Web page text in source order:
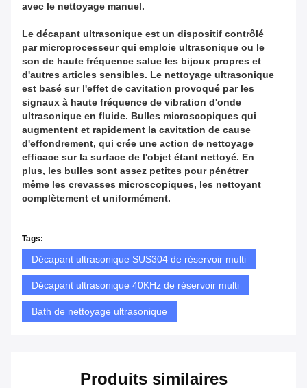
avec le nettoyage manuel.
Le décapant ultrasonique est un dispositif contrôlé
par microprocesseur qui emploie ultrasonique ou le
son de haute fréquence salue les bijoux propres et
d'autres articles sensibles. Le nettoyage ultrasonique
est basé sur l'effet de cavitation provoqué par les
signaux à haute fréquence de vibration d'onde
ultrasonique en fluide. Bulles microscopiques qui
augmentent et rapidement la cavitation de cause
d'effondrement, qui crée une action de nettoyage
efficace sur la surface de l'objet étant nettoyé. En
plus, les bulles sont assez petites pour pénétrer
même les crevasses microscopiques, les nettoyant
complètement et uniformément.
Tags:
Décapant ultrasonique SUS304 de réservoir multi
Décapant ultrasonique 40KHz de réservoir multi
Bath de nettoyage ultrasonique
Produits similaires